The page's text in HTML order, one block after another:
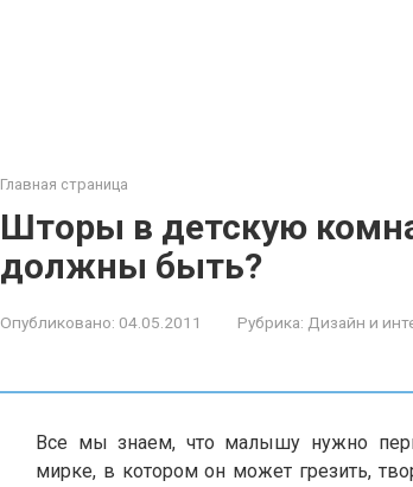
Главная страница
Шторы в детскую
должны быть?
Опубликовано: 04.05.2011 Рубрика: Дизайн и
Все мы знаем, что малышу нужно
мирке, в котором он может грезить,